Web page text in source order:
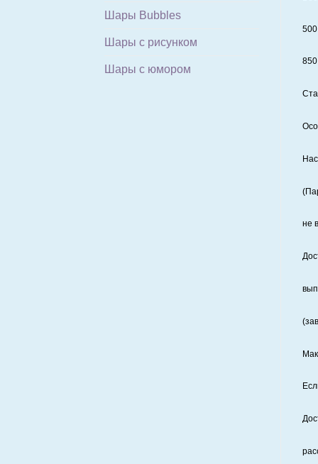
Шары Bubbles
Шары с рисунком
Шары с юмором
500
850
не